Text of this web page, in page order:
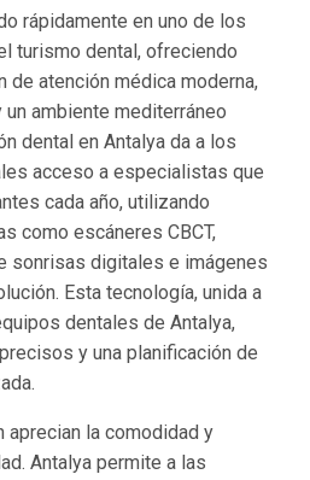
rápidamente en uno de los
turismo dental, ofreciendo
de atención médica moderna,
ambiente mediterráneo
dental en Antalya da a los
acceso a especialistas que
cada año, utilizando
como escáneres CBCT,
sonrisas digitales e imágenes
Esta tecnología, unida a
dentales de Antalya,
y una planificación de
aprecian la comodidad y
Antalya permite a las